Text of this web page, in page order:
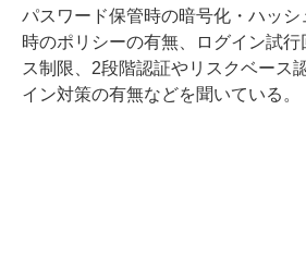
パスワード保管時の暗号化・ハッ
時のポリシーの有無、ログイン試行
ス制限、2段階認証やリスクベース
イン対策の有無などを聞いている。